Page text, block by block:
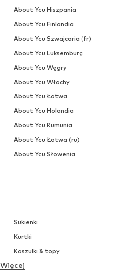
Sukienki
Kurtki
Koszulki & topy
Bielizna
Więcej
About You Hiszpania
About You Finlandia
About You Szwajcaria (fr)
About You Luksemburg
About You Węgry
About You Włochy
About You Łotwa
About You Holandia
About You Rumunia
About You Łotwa (ru)
About You Słowenia